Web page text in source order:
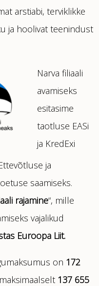
arstiabi, terviklikke
ja hoolivat teenindust
Narva filiaali
avamiseks
esitasime
taotluse EASi
ja KredExi
ja
saamiseks.
rajamine“, mille
vajalikud
Euroopa Liit.
on 172
137 655